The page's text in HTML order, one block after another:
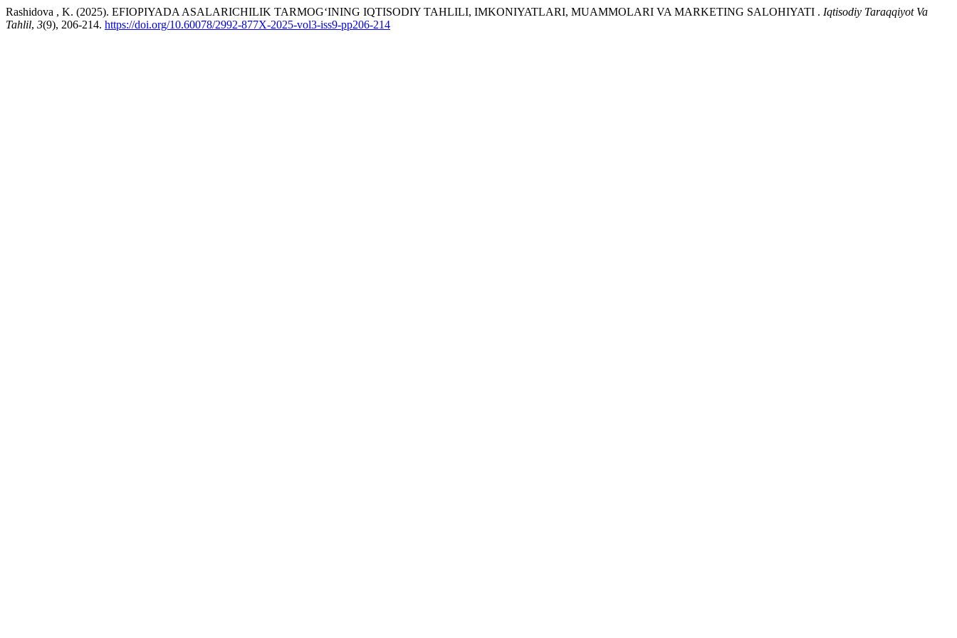
Rashidova , K. (2025). EFIOPIYADA ASALARICHILIK TARMOG‘INING IQTISODIY TAHLILI, IMKONIYATLARI, MUAMMOLARI VA MARKETING SALOHIYATI . Iqtisodiy Taraqqiyot Va
Tahlil, 3(9), 206-214. https://doi.org/10.60078/2992-877X-2025-vol3-iss9-pp206-214